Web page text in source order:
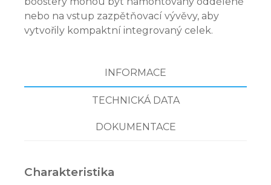
nebo na vstup zazpětňovací vývěvy, aby
vytvořily kompaktní integrovaný celek.
INFORMACE
TECHNICKÁ DATA
DOKUMENTACE
Charakteristika